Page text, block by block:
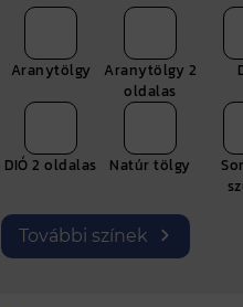
Aranytölgy
Aranytölgy 2
oldalas
DIÓ 2 oldalas Natúr tölgy
További színek